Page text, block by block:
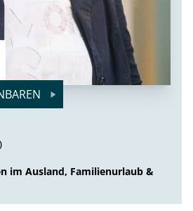
im Ausland, Familienurlaub &